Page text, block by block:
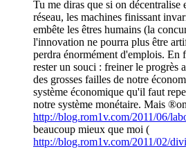
Tu me diras que si on décentralise
réseau, les machines finissant
embête les êtres humains (la
l'innovation ne pourra plus être
perdra énormément d'emplois. En
rester un souci : freiner le progrès
des grosses failles de notre
système économique qu'il faut
notre système monétaire. Mais
http://blog.rom1v.com/2011/06/
beaucoup mieux que moi (
http://blog.rom1v.com/2011/02/